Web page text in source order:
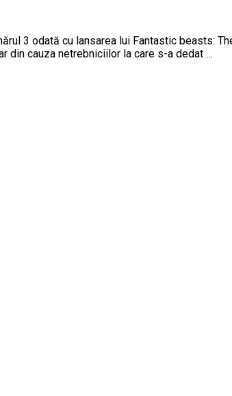
3 odată cu lansarea lui Fantastic beasts:
din cauza netrebniciilor la care s-a dedat …